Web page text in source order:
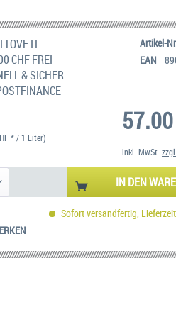
IT.
CHF FREI
& SICHER
Artikel-
EAN
* / 1 Liter)
inkl. MwSt.
IN DEN
Sofort versandfertig,